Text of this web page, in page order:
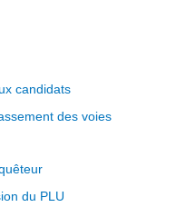
candidats
des voies
du PLU